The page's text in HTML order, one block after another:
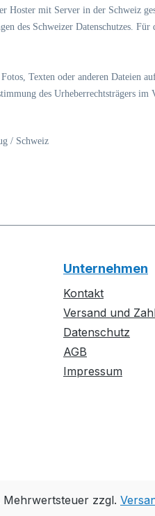
Hoster mit Server in der Schweiz
des Schweizer Datenschutzes.
Texten oder anderen Dateien
des Urheberrechtsträgers im
/ Schweiz
Unternehmen
Kontakt
Versand und
Datenschutz
AGB
Impressum
Mehrwertsteuer zzgl.